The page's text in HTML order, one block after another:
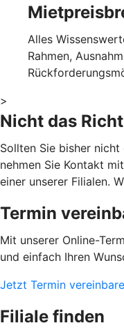
Alles
Rahmen,
>
Nicht das
Sollten Sie bisher nicht
nehmen Sie Kontakt
einer unserer Filialen.
Termin
Mit unserer Online-
und einfach Ihren
Jetzt Termin
Filiale finden